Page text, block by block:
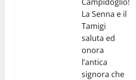
La Senna e il
Tamigi
saluta ed
onora
l’antica
signora che